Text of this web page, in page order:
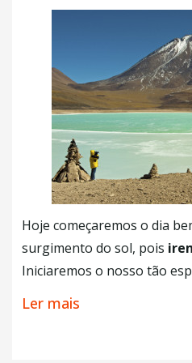
Deserto do Atacama: Tudo
antes de viajar
+ Café da Manhã
+ Almoço
maravilhosos vinhos de
delicadeza do pôr do sol do
tarde pra contemplar uma
um momento único.
+ Café da Manhã
Hoje começaremos o dia
surgimento do sol, pois
Iniciaremos o nosso tão
direção ao Salar de Uyuni!
Ler mais